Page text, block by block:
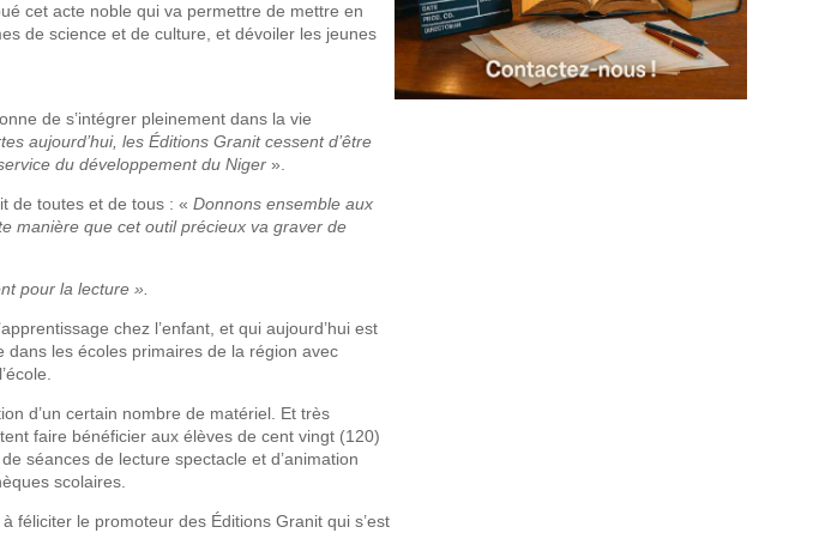
cet acte noble qui va permettre de mettre en
de science et de culture, et dévoiler les jeunes
de s’intégrer pleinement dans la vie
aujourd’hui, les Éditions Granit cessent d’être
du développement du Niger ».
de toutes et de tous : « Donnons ensemble aux
manière que cet outil précieux va graver de
pour la lecture ».
chez l’enfant, et qui aujourd’hui est
les écoles primaires de la région avec
d’un certain nombre de matériel. Et très
faire bénéficier aux élèves de cent vingt (120)
séances de lecture spectacle et d’animation
scolaires.
féliciter le promoteur des Éditions Granit qui s’est